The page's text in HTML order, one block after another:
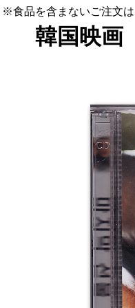
※食品を含まないご注文は
韓国映画